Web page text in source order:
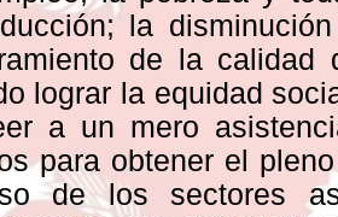
la
de la calidad
lograr la equidad
a un mero
para obtener el
de los sectores